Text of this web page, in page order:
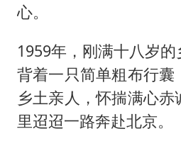
心。
1959年，刚满十八岁的
背着一只简单粗布行囊
乡土亲人，怀揣满心
里迢迢一路奔赴北京。